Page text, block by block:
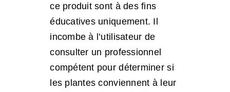
ce produit sont à des fins
éducatives uniquement. Il
incombe à l’utilisateur de
consulter un professionnel
compétent pour déterminer si
les plantes conviennent à leur